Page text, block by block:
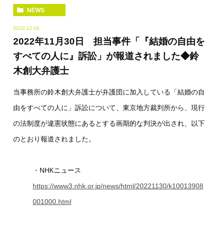
NEWS
2022.12.06
2022年11月30日 担当事件「『結婚の自由を
すべての人に』訴訟」が報道されました◆鈴
木創大弁護士
当事務所の鈴木創大弁護士が弁護団に加入している「結婚の自
由をすべての人に」訴訟について、東京地方裁判所から、現行
の法制度が違憲状態にあるとする画期的な判決が出され、以下
のとおり報道されました。
・NHKニュース
https://www3.nhk.or.jp/news/html/20221130/k10013908
001000.html